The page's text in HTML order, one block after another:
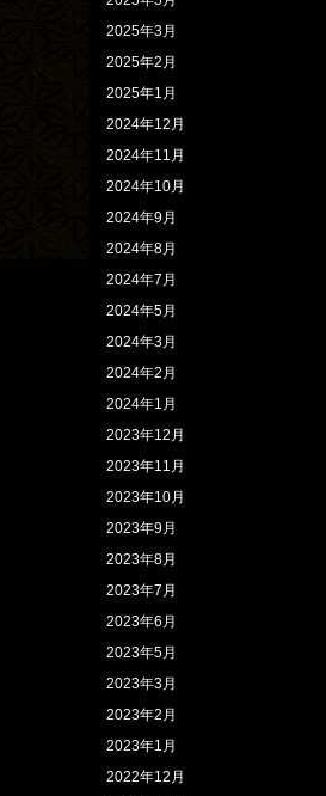
2025年3月
2025年2月
2025年1月
2024年12月
2024年11月
2024年10月
2024年9月
2024年8月
2024年7月
2024年5月
2024年3月
2024年2月
2024年1月
2023年12月
2023年11月
2023年10月
2023年9月
2023年8月
2023年7月
2023年6月
2023年5月
2023年3月
2023年2月
2023年1月
2022年12月